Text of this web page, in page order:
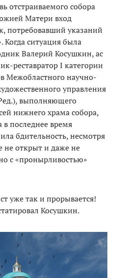
отстраиваемого собора
Матери вход
потребовавший указаний
Когда ситуация была
Валерий Косушкин, ас
реставратор I категории
Межобластного научно-
управления
выполняющего
нижнего храма собора,
в последнее время
бдительность, несмотря
не открыт и даже не
с «пронырливостью»
уже так и прорывается!
Косушкин.